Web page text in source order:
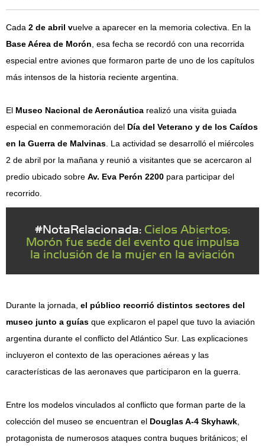
Cada 2 de abril vuelve a aparecer en la memoria colectiva. En la
Base Aérea de Morón , esa fecha se recordó con una recorrida
especial entre aviones que formaron parte de uno de los capítulos
más intensos de la historia reciente argentina.
El Museo Nacional de Aeronáutica realizó una visita guiada
especial en conmemoración del Día del Veterano y de los Caídos
en la Guerra de Malvinas . La actividad se desarrolló el miércoles
2 de abril por la mañana y reunió a visitantes que se acercaron al
predio ubicado sobre Av. Eva Perón 2200 para participar del
recorrido.
#NotaRelacionada: Cielos Abiertos:
Morón fue sede del evento que impulsa
la inclusión de la mujer en la aviación
Durante la jornada, el público recorrió distintos sectores del
museo junto a guías que explicaron el papel que tuvo la aviación
argentina durante el conflicto del Atlántico Sur. Las explicaciones
incluyeron el contexto de las operaciones aéreas y las
características de las aeronaves que participaron en la guerra.
Entre los modelos vinculados al conflicto que forman parte de la
colección del museo se encuentran el Douglas A-4 Skyhawk
protagonista de numerosos ataques contra buques británicos; el